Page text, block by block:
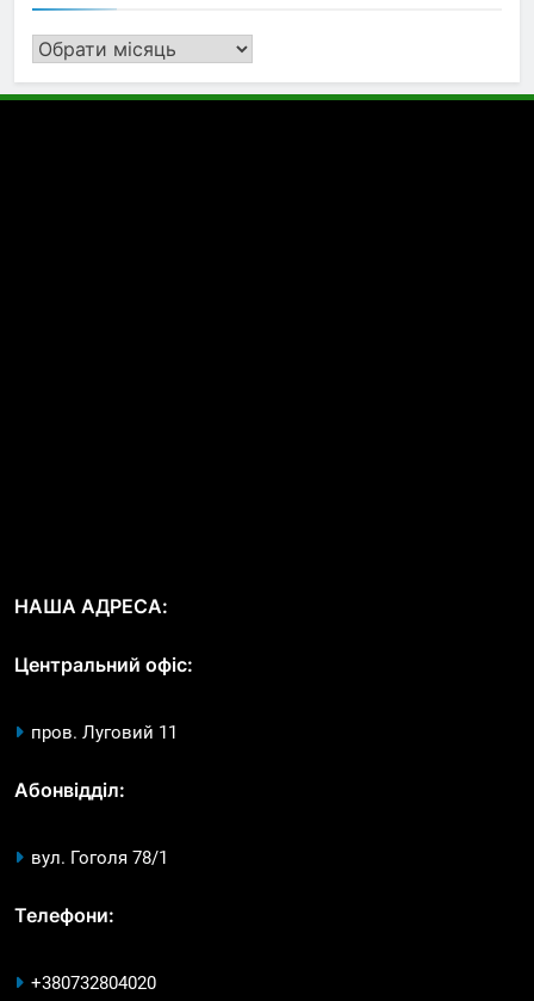
Архіви
НАША АДРЕСА:
Центральний офіс:
пров. Луговий 11
Абонвідділ:
вул. Гоголя 78/1
Телефони:
+380732804020